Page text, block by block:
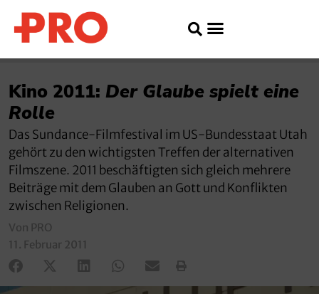
Kino 2011: Der Glaube spielt eine
Rolle
Das Sundance-Filmfestival im US-Bundesstaat Utah
gehört zu den wichtigsten Treffen der alternativen
Filmszene. 2011 beschäftigten sich gleich mehrere
Beiträge mit dem Glauben an Gott und Konflikten
zwischen Religionen.
Von PRO
11. Februar 2011